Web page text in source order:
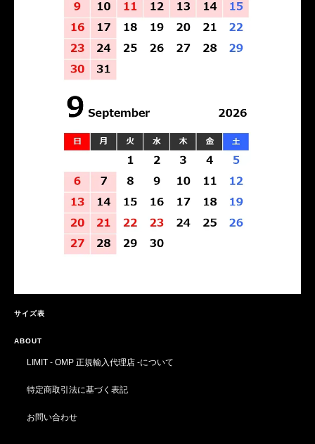
サイズ表
ABOUT
LIMIT - OMP 正規輸入代理店 -について
特定商取引法に基づく表記
お問い合わせ